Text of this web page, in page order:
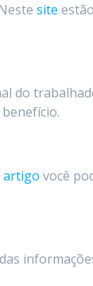
site
do
artigo você